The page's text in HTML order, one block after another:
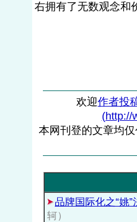
右拥有了无数观念
欢迎作者投
(http://
本网刊登的文章均
品牌国际化之“姚”
轲）